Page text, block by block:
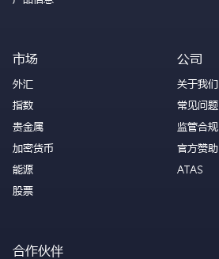
市场
外汇
指数
贵金属
加密货币
能源
股票
公司
关于我们
常见问题
监管合规
官方赞助
ATAS
合作伙伴